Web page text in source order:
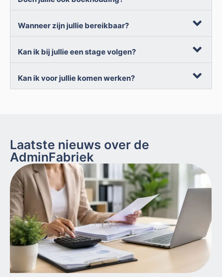
Wanneer zijn jullie bereikbaar?
Kan ik bij jullie een stage volgen?
Kan ik voor jullie komen werken?
Laatste nieuws over de
AdminFabriek